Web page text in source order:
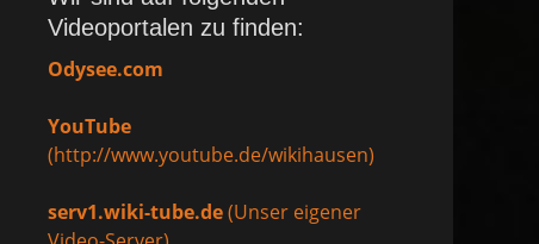
Videoportalen zu finden:
Odysee.com
YouTube
(http://www.youtube.de/wikihausen)
serv1.wiki-tube.de(Unser eigener